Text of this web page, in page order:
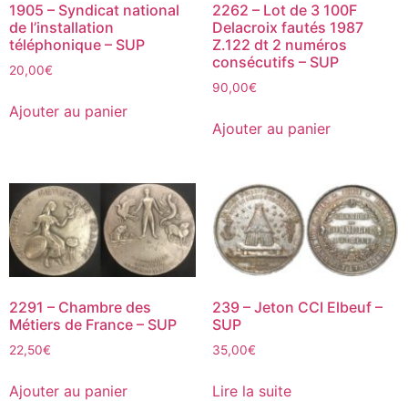
1905 – Syndicat national
de l’installation
téléphonique – SUP
20,00€
Ajouter au panier
2262 – Lot de 3 100F
Delacroix fautés 1987
Z.122 dt 2 numéros
consécutifs – SUP
90,00€
Ajouter au panier
2291 – Chambre des
Métiers de France – SUP
22,50€
Ajouter au panier
239 – Jeton CCI Elbeuf –
SUP
35,00€
Lire la suite